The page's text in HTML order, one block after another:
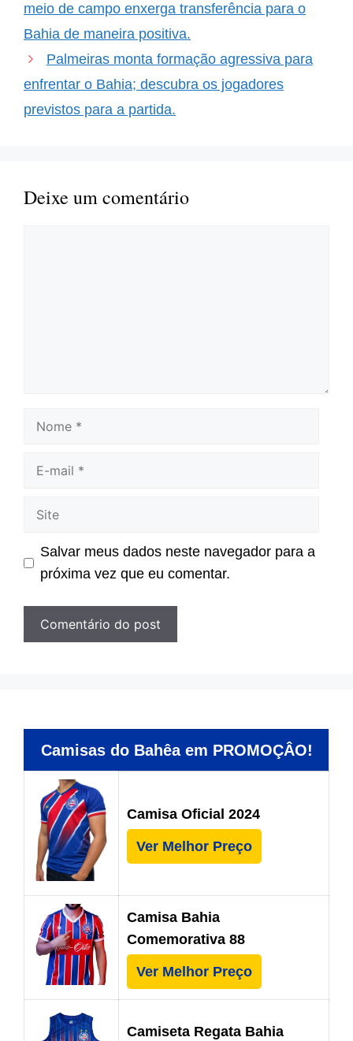
meio de campo enxerga transferência para o
Bahia de maneira positiva.
Palmeiras monta formação agressiva para
enfrentar o Bahia; descubra os jogadores
previstos para a partida.
Deixe um comentário
Nome
Site
Salvar meus dados neste navegador para a
próxima vez que eu comentar.
Camisas do Bahêa em PROMOÇÂO!
Camisa Oficial 2024
Ver Melhor Preço
Camisa Bahia
Comemorativa 88
Ver Melhor Preço
Camiseta Regata Bahia